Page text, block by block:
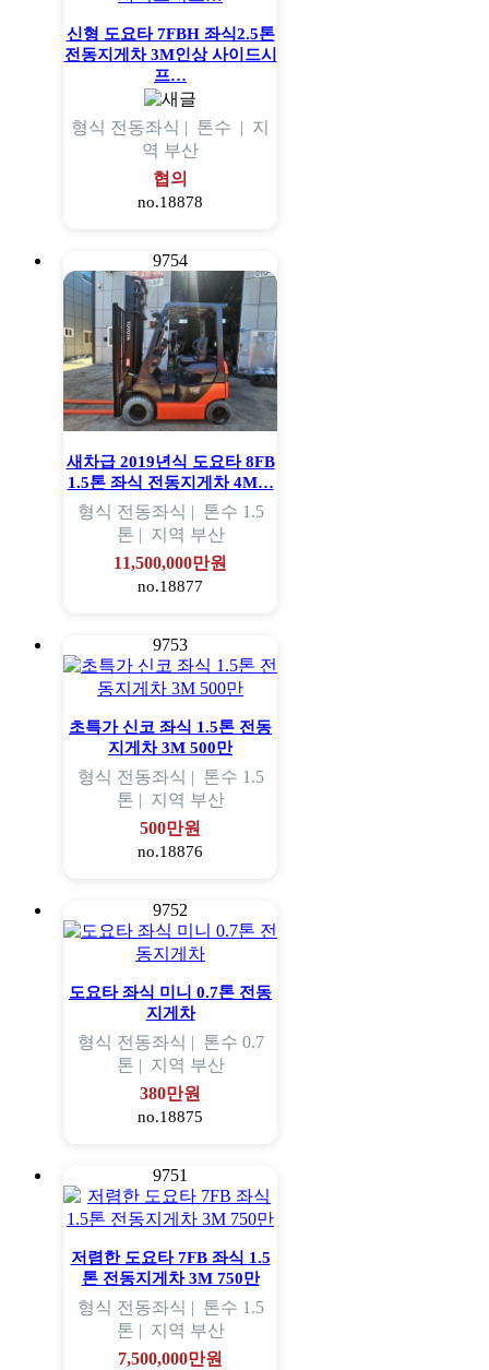
신형 도요타 7FBH 좌식2.5톤
전동지게차 3M인상 사이드시
프…
형식 전동좌식 | 톤수 | 지
역 부산
협의
no.18878
9754
새차급 2019년식 도요타 8FB
1.5톤 좌식 전동지게차 4M…
형식 전동좌식 | 톤수 1.5
톤 | 지역 부산
11,500,000만원
no.18877
9753
초특가 신코 좌식 1.5톤 전동
지게차 3M 500만
형식 전동좌식 | 톤수 1.5
톤 | 지역 부산
500만원
no.18876
9752
도요타 좌식 미니 0.7톤 전동
지게차
형식 전동좌식 | 톤수 0.7
톤 | 지역 부산
380만원
no.18875
9751
저렴한 도요타 7FB 좌식 1.5
톤 전동지게차 3M 750만
형식 전동좌식 | 톤수 1.5
톤 | 지역 부산
7,500,000만원